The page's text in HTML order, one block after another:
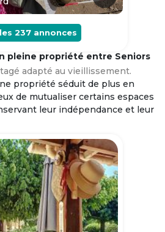
237 annonces
pleine propriété entre Seniors
adapté au vieillissement.
propriété séduit de plus en
de mutualiser certains espaces
leur indépendance et leur